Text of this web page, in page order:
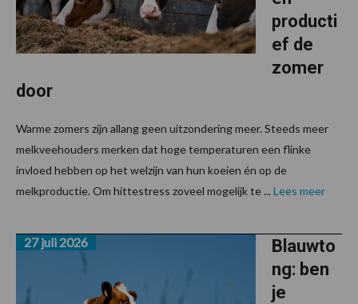
producti
ef de
zomer
door
Warme zomers zijn allang geen uitzondering meer. Steeds meer
melkveehouders merken dat hoge temperaturen een flinke
invloed hebben op het welzijn van hun koeien én op de
melkproductie. Om hittestress zoveel mogelijk te ... Lees meer
Blauwto
ng: ben
je
27 juli 2026